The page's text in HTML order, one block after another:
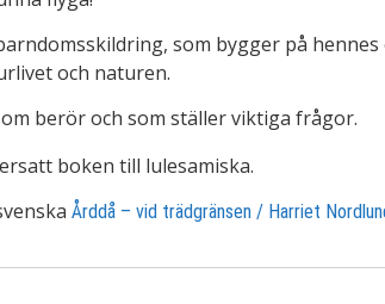
som bygger på
och naturen.
berör och som ställer viktiga frågor.
boken till lulesamiska.
Årddå – vid trädgränsen / Harriet